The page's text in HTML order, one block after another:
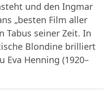
und den Ingmar
„besten Film aller
Tabus seiner Zeit. In
Blondine brilliert
Eva Henning (1920–